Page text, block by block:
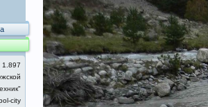
1.897
city